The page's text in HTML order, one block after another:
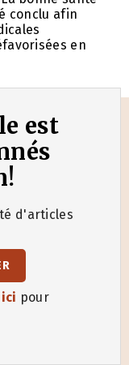
conclu afin
en
est
d'articles
pour